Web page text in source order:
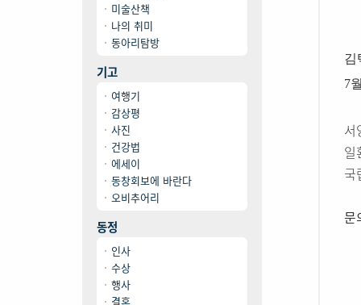
미술산책
나의 취미
동아리탐방
기고
여행기
감상평
사진
건강법
에세이
동창회보에 바란다
오비추어리
동정
인사
수상
행사
결혼
김
7
서
일
국
문